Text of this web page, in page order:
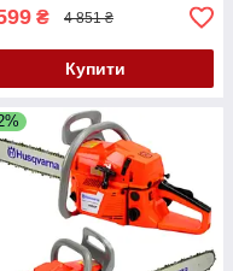
₴ 4 851 ₴
Купити